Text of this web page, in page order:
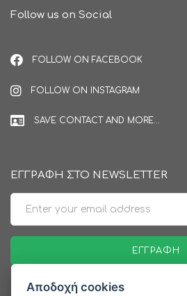
Follow us on Social
FOLLOW ON FACEBOOK
FOLLOW ON INSTAGRAM
SAVE CONTACT AND MORE...
ΕΓΓΡΑΦΗ ΣΤΟ NEWSLETTER
Email
ΕΓΓΡΑΦΉ
Αποδοχή cookies